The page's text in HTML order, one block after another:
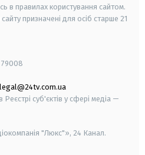
в правилах користування сайтом.
призначені для осіб старше 21
79008
legal@24tv.com.ua
суб'єктів у сфері медіа —
"Люкс"», 24 Канал.